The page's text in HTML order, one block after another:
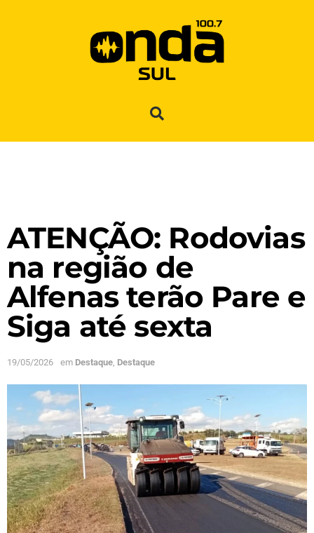
ATENÇÃO: Rodovias
na região de
Alfenas terão Pare e
Siga até sexta
19/05/2026 em Destaque, Destaque